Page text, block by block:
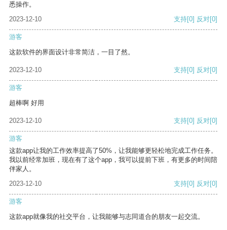
悉操作。
2023-12-10
支持[0] 反对[0]
游客
这款软件的界面设计非常简洁，一目了然。
2023-12-10 支持[0] 反对[0]
游客
超棒啊 好用
2023-12-10 支持[0] 反对[0]
游客
这款app让我的工作效率提高了50%，让我能够更轻松地完成工作任务。
我以前经常加班，现在有了这个app，我可以提前下班，有更多的时间陪
伴家人。
2023-12-10
支持[0] 反对[0]
游客
这款app就像我的社交平台，让我能够与志同道合的朋友一起交流。